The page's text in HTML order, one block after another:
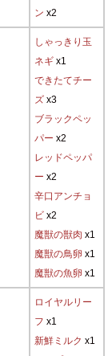
ン x2
しゃっきり玉
ネギx1
できたてチー
ズx3
ブラックペッ
パー x2
レッドペッパ
ー x2
辛口アンチョ
ビx2
魔獣の獣肉 x1
魔獣の鳥卵 x1
魔獣の魚卵 x1
ロイヤルリー
フ x1
新鮮ミルク x1